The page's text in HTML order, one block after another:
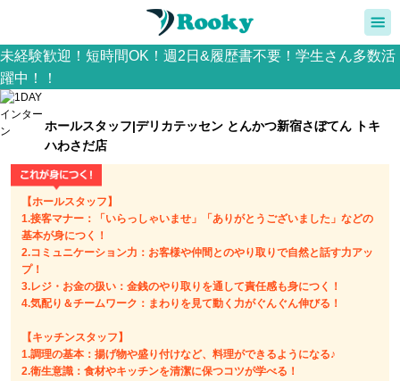
未経験歓迎！短時間OK！週2日&履歴書不要！学生さん多数活
躍中！！
ホールスタッフ|デリカテッセン とんかつ新宿さぼてん トキ
ハわさだ店
【ホールスタッフ】
1.接客マナー：「いらっしゃいませ」「ありがとうございました」などの
基本が身につく！
2.コミュニケーション力：お客様や仲間とのやり取りで自然と話す力アッ
プ！
3.レジ・お金の扱い：金銭のやり取りを通して責任感も身につく！
4.気配り＆チームワーク：まわりを見て動く力がぐんぐん伸びる！
【キッチンスタッフ】
1.調理の基本：揚げ物や盛り付けなど、料理ができるようになる♪
2.衛生意識：食材やキッチンを清潔に保つコツが学べる！